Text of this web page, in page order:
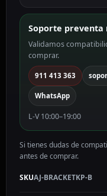
BRACKETKP-
B
cantidad
Soporte preventa
Validamos
comprar.
911 413 363
WhatsApp
L-V 10:00–19:00
Si tienes dudas de
antes de comprar.
SKUAJ-BRACKETKP-B